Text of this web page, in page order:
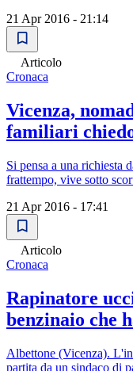
21 Apr 2016 - 21:14
Articolo
Cronaca
Vicenza,
familiari
Si pensa a una richiesta
frattempo, vive sotto
21 Apr 2016 - 17:41
Articolo
Cronaca
Rapinatore
benzinaio che
Albettone (Vicenza).
partita da un sindaco di